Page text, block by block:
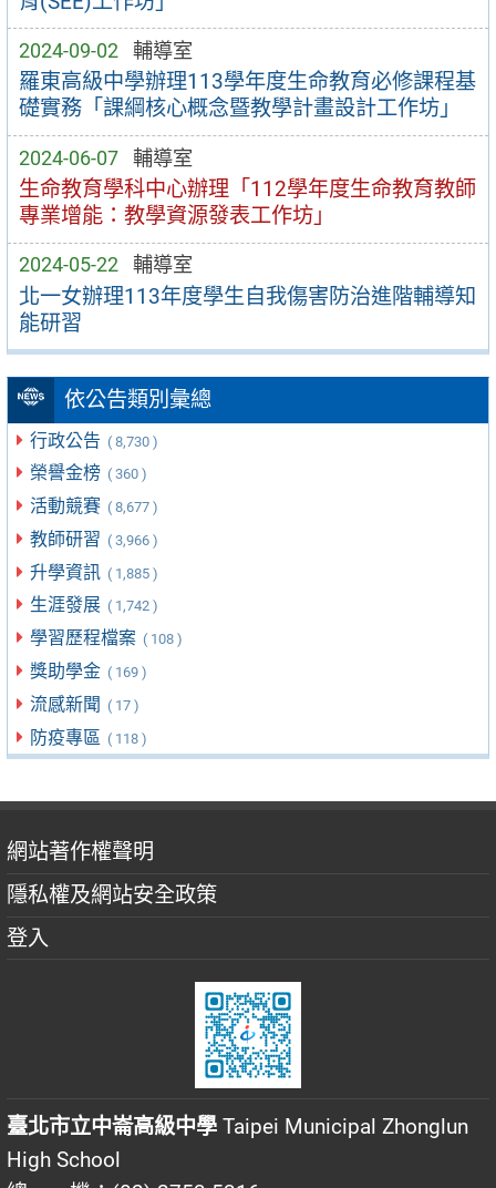
2024-09-02 輔導室
羅東高級中學辦理113學年度生命教育必修課程基
礎實務「課綱核心概念暨教學計畫設計工作坊」
2024-06-07 輔導室
生命教育學科中心辦理「112學年度生命教育教師
專業增能：教學資源發表工作坊」
2024-05-22 輔導室
北一女辦理113年度學生自我傷害防治進階輔導知
能研習
依公告類別彙總
行政公告 ( 8,730 )
榮譽金榜 ( 360 )
活動競賽 ( 8,677 )
教師研習 ( 3,966 )
升學資訊 ( 1,885 )
生涯發展 ( 1,742 )
學習歷程檔案 ( 108 )
獎助學金 ( 169 )
流感新聞 ( 17 )
防疫專區 ( 118 )
網站著作權聲明
隱私權及網站安全政策
登入
臺北市立中崙高級中學 Taipei Municipal Zhonglun
High School